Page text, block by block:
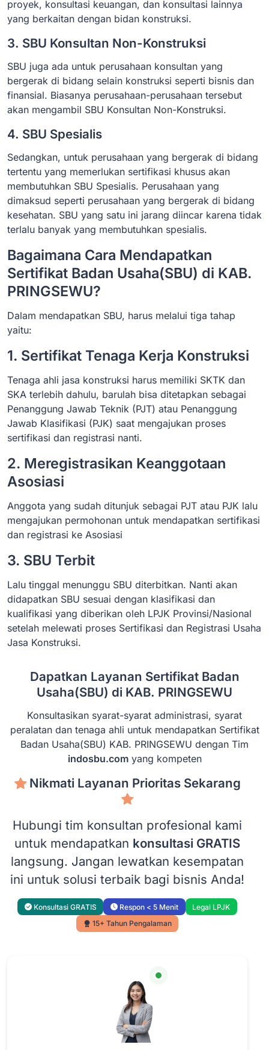
proyek, konsultasi keuangan, dan konsultasi lainnya
yang berkaitan dengan bidan konstruksi.
3. SBU Konsultan Non-Konstruksi
SBU juga ada untuk perusahaan konsultan yang
bergerak di bidang selain konstruksi seperti bisnis dan
finansial. Biasanya perusahaan-perusahaan tersebut
akan mengambil SBU Konsultan Non-Konstruksi.
4. SBU Spesialis
Sedangkan, untuk perusahaan yang bergerak di bidang
tertentu yang memerlukan sertifikasi khusus akan
membutuhkan SBU Spesialis. Perusahaan yang
dimaksud seperti perusahaan yang bergerak di bidang
kesehatan. SBU yang satu ini jarang diincar karena tidak
terlalu banyak yang membutuhkan spesialis.
Bagaimana Cara Mendapatkan
Sertifikat Badan Usaha(SBU) di KAB.
PRINGSEWU?
Dalam mendapatkan SBU, harus melalui tiga tahap
yaitu:
1. Sertifikat Tenaga Kerja Konstruksi
Tenaga ahli jasa konstruksi harus memiliki SKTK dan
SKA terlebih dahulu, barulah bisa ditetapkan sebagai
Penanggung Jawab Teknik (PJT) atau Penanggung
Jawab Klasifikasi (PJK) saat mengajukan proses
sertifikasi dan registrasi nanti.
2. Meregistrasikan Keanggotaan
Asosiasi
Anggota yang sudah ditunjuk sebagai PJT atau PJK lalu
mengajukan permohonan untuk mendapatkan sertifikasi
dan registrasi ke Asosiasi
3. SBU Terbit
Lalu tinggal menunggu SBU diterbitkan. Nanti akan
didapatkan SBU sesuai dengan klasifikasi dan
kualifikasi yang diberikan oleh LPJK Provinsi/Nasional
setelah melewati proses Sertifikasi dan Registrasi Usaha
Jasa Konstruksi.
Dapatkan Layanan Sertifikat Badan
Usaha(SBU) di KAB. PRINGSEWU
Konsultasikan syarat-syarat administrasi, syarat
peralatan dan tenaga ahli untuk mendapatkan Sertifikat
Badan Usaha(SBU) KAB. PRINGSEWU dengan Tim
indosbu.comyang kompeten
Nikmati Layanan Prioritas Sekarang
Hubungi tim konsultan profesional kami
untuk mendapatkan konsultasi GRATIS
langsung. Jangan lewatkan kesempatan
ini untuk solusi terbaik bagi bisnis Anda!
Konsultasi GRATIS Respon < 5 Menit
Legal LPJK
15+ Tahun Pengalaman